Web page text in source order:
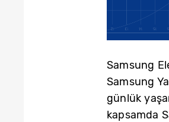
Samsung
Samsung
günlük
kapsamda